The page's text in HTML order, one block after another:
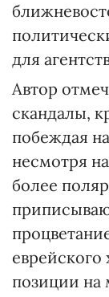
для
Автор
скандалы,
побеждая
несмотря
более
еврейского
позиции на